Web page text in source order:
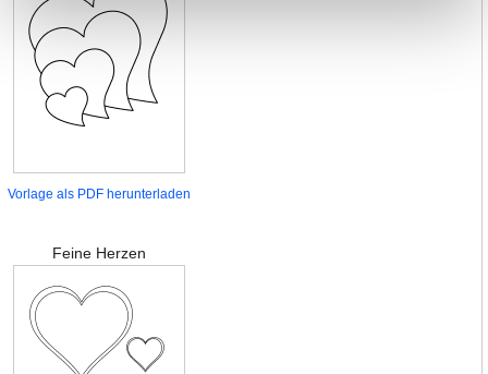
Vorlage als PDF herunterladen
Feine Herzen